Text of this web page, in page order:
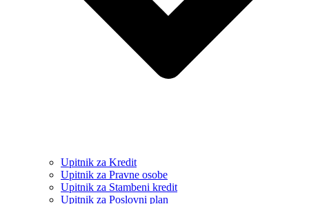
Upitnik za Kredit
Upitnik za Pravne osobe
Upitnik za Stambeni kredit
Upitnik za Poslovni plan